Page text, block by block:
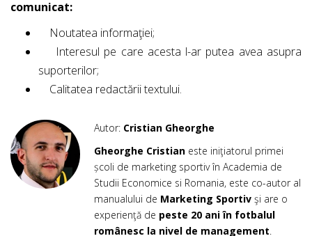
comunicat:
Noutatea informaţiei;
Interesul pe care acesta l-ar putea avea asupra
suporterilor;
Calitatea redactării textului.
Autor: Cristian Gheorghe
Gheorghe Cristian este iniţiatorul primei
școli de marketing sportiv în Academia de
Studii Economice si Romania, este co-autor al
manualului de Marketing Sportiv şi are o
experienţă de peste 20 ani în fotbalul
românesc la nivel de management.